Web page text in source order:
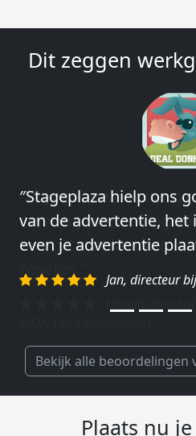
Dit zeggen
″Wij hebben in ieder
ervaringen met
weet Stageplaza prima
regelen.″
Bekijk alle beoordelingen
Plaats nu